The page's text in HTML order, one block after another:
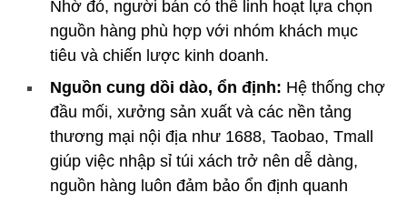
Nhờ đó, người bán có thể linh hoạt lựa chọn
nguồn hàng phù hợp với nhóm khách mục
tiêu và chiến lược kinh doanh.
Nguồn cung dồi dào, ổn định: Hệ thống chợ
đầu mối, xưởng sản xuất và các nền tảng
thương mại nội địa như 1688, Taobao, Tmall
giúp việc nhập sỉ túi xách trở nên dễ dàng,
nguồn hàng luôn đảm bảo ổn định quanh